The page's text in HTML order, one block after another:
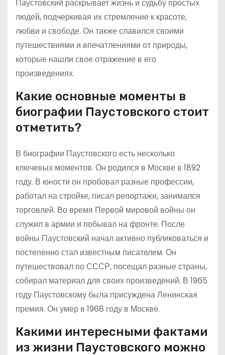
Паустовский раскрывает жизнь и судьбу простых
людей, подчеркивая их стремление к красоте,
любви и свободе. Он также славился своими
путешествиями и впечатлениями от природы,
которые нашли свое отражение в его
произведениях.
Какие основные моменты в
биографии Паустовского стоит
отметить?
В биографии Паустовского есть несколько
ключевых моментов. Он родился в Москве в 1892
году. В юности он пробовал разные профессии,
работал на стройке, писал репортажи, занимался
торговлей. Во время Первой мировой войны он
служил в армии и побывал на фронте. После
войны Паустовский начал активно публиковаться и
постепенно стал известным писателем. Он
путешествовал по СССР, посещал разные страны,
собирал материал для своих произведений. В 1965
году Паустовскому была присуждена Ленинская
премия. Он умер в 1968 году в Москве.
Какими интересными фактами
из жизни Паустовского можно